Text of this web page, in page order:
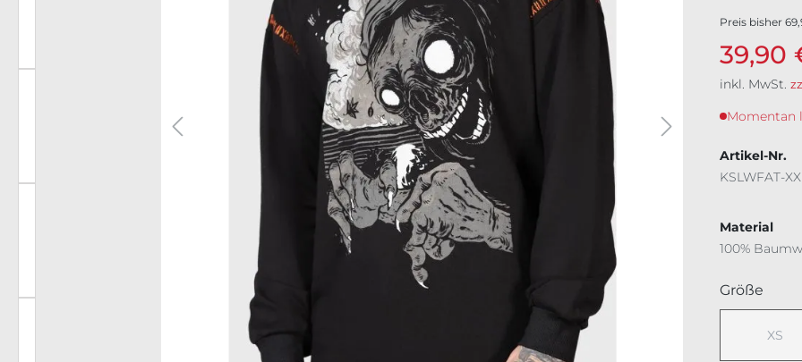
Preis bisher
39,90
inkl. MwSt.
Momentan
Artikel-Nr.
KSLWFAT-
Material
100%
Größe
XS